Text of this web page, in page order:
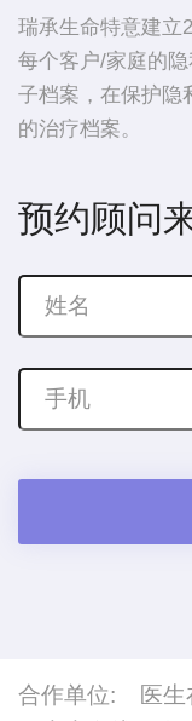
瑞承生命特意建立
每个客户/家庭的
子档案，在保护隐
的治疗档案。
预约顾问
合作单位: 医